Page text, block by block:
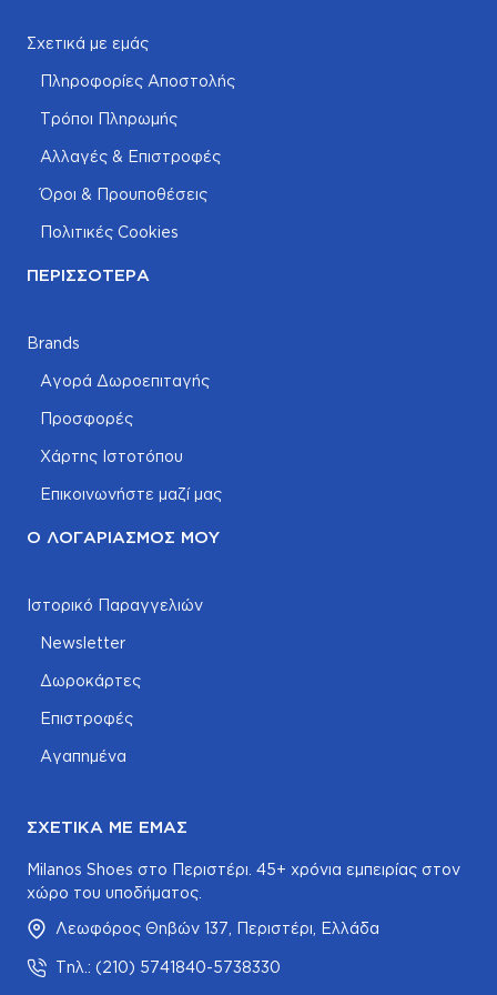
Σχετικά με εμάς
Πληροφορίες Αποστολής
Τρόποι Πληρωμής
Αλλαγές & Επιστροφές
Όροι & Προυποθέσεις
Πολιτικές Cookies
ΠΕΡΙΣΣΌΤΕΡΑ
Brands
Αγορά Δωροεπιταγής
Προσφορές
Χάρτης Ιστοτόπου
Επικοινωνήστε μαζί μας
Ο ΛΟΓΑΡΙΑΣΜΌΣ ΜΟΥ
Ιστορικό Παραγγελιών
Newsletter
Δωροκάρτες
Επιστροφές
Αγαπημένα
ΣΧΕΤΙΚΆ ΜΕ ΕΜΆΣ
Milanos Shoes στο Περιστέρι. 45+ χρόνια εμπειρίας στον
χώρο του υποδήματος.
Λεωφόρος Θηβών 137, Περιστέρι, Ελλάδα
Τηλ.: (210) 5741840-5738330